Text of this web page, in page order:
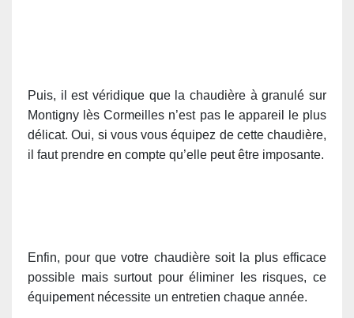
Puis, il est véridique que la chaudière à granulé sur
Montigny lès Cormeilles n’est pas le appareil le plus
délicat. Oui, si vous vous équipez de cette chaudière,
il faut prendre en compte qu’elle peut être imposante.
Enfin, pour que votre chaudière soit la plus efficace
possible mais surtout pour éliminer les risques, ce
équipement nécessite un entretien chaque année.